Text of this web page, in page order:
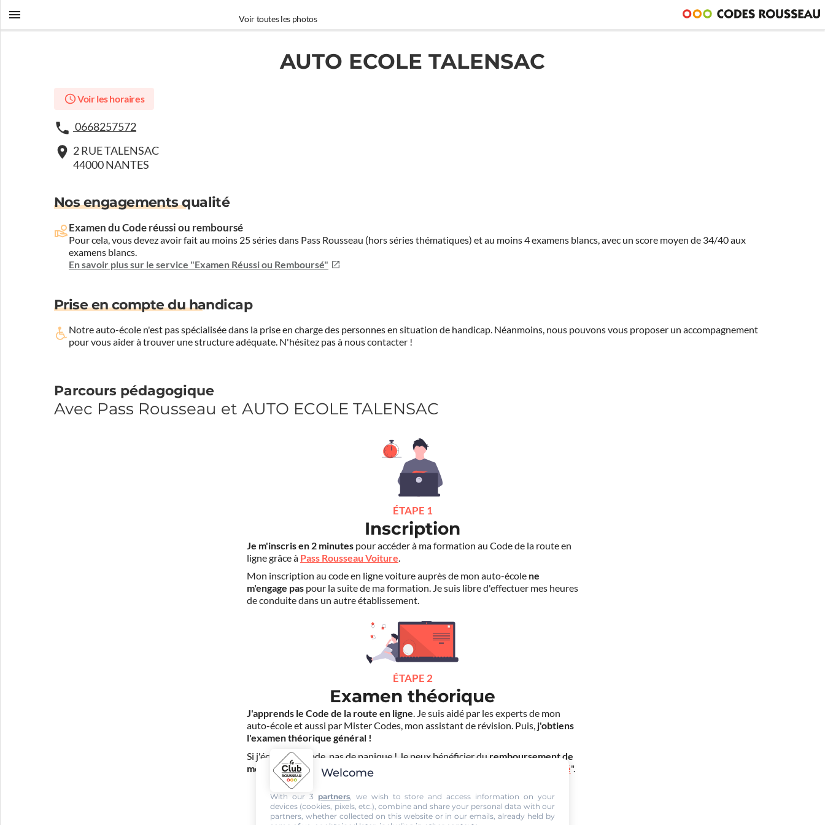
Voir toutes les photos
AUTO ECOLE TALENSAC
Voir les horaires
0668257572
2 RUE TALENSAC
44000 NANTES
Nos engagements qualité
Examen du Code réussi ou remboursé
Pour cela, vous devez avoir fait au moins 25 séries dans Pass Rousseau (hors séries thématiques) et au moins 4 examens blancs, avec un score moyen de 34/40 aux
examens blancs.
En savoir plus sur le service "Examen Réussi ou Remboursé"
Prise en compte du handicap
Notre auto-école n'est pas spécialisée dans la prise en charge des personnes en situation de handicap. Néanmoins, nous pouvons vous proposer un accompagnement
pour vous aider à trouver une structure adéquate. N'hésitez pas à nous contacter !
Parcours pédagogique
Avec Pass Rousseau et AUTO ECOLE TALENSAC
ÉTAPE 1
Inscription
Je m'inscris en 2 minutes pour accéder à ma formation au Code de la route en
ligne grâce à Pass Rousseau Voiture.
Mon inscription au code en ligne voiture auprès de mon auto-école ne
m'engage pas pour la suite de ma formation. Je suis libre d'effectuer mes heures
de conduite dans un autre établissement.
ÉTAPE 2
Examen théorique
J'apprends le Code de la route en ligne. Je suis aidé par les experts de mon
auto-école et aussi par Mister Codes, mon assistant de révision. Puis, j'obtiens
l'examen théorique général !
Si j'échoue au code, pas de panique ! Je peux bénéficier du remboursement de
mes frais d'inscription(30€) grâce au service " Examen Réussi ou Remboursé".
Welcome
With our 3 partners, we wish to store and access information on your
devices (cookies, pixels, etc.), combine and share your personal data with our
partners, whether collected on this website or in our emails, already held by